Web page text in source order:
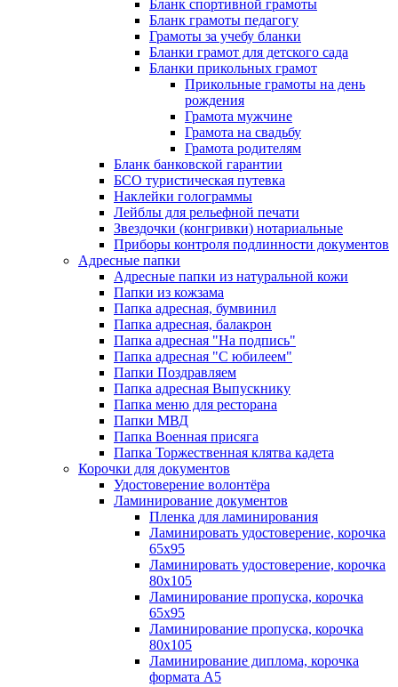
Бланк спортивной грамоты
Бланк грамоты педагогу
Грамоты за учебу бланки
Бланки грамот для детского сада
Бланки прикольных грамот
Прикольные грамоты на день
рождения
Грамота мужчине
Грамота на свадьбу
Грамота родителям
Бланк банковской гарантии
БСО туристическая путевка
Наклейки голограммы
Лейблы для рельефной печати
Звездочки (конгривки) нотариальные
Приборы контроля подлинности документов
Адресные папки
Адресные папки из натуральной кожи
Папки из кожзама
Папка адресная, бумвинил
Папка адресная, балакрон
Папка адресная "На подпись"
Папка адресная "C юбилеем"
Папки Поздравляем
Папка адресная Выпускнику
Папка меню для ресторана
Папки МВД
Папка Военная присяга
Папка Торжественная клятва кадета
Корочки для документов
Удостоверение волонтёра
Ламинирование документов
Пленка для ламинирования
Ламинировать удостоверение, корочка
65х95
Ламинировать удостоверение, корочка
80х105
Ламинирование пропуска, корочка
65х95
Ламинирование пропуска, корочка
80х105
Ламинирование диплома, корочка
формата А5